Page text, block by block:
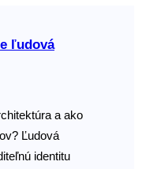
ľudová
a ako
Ľudová
identitu